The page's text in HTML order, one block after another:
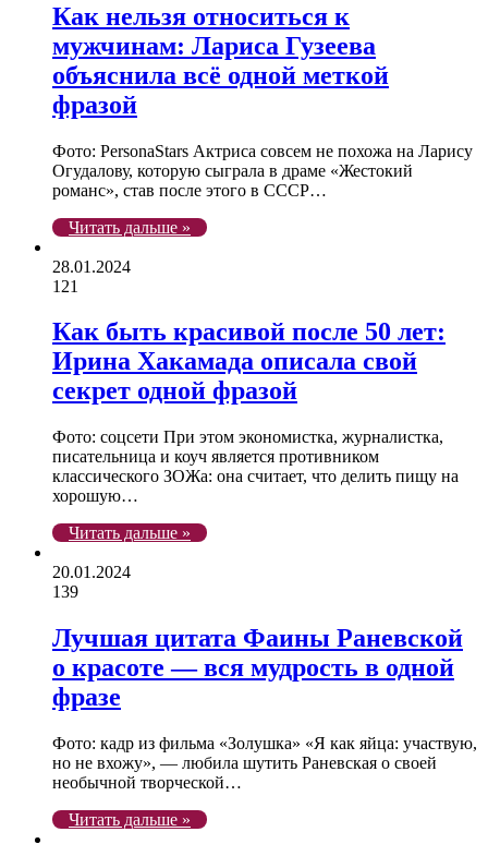
Как нельзя относиться к
мужчинам: Лариса Гузеева
объяснила всё одной меткой
фразой
Фото: PersonaStars Актриса совсем не похожа на Ларису
Огудалову, которую сыграла в драме «Жестокий
романс», став после этого в СССР…
Читать дальше »
28.01.2024
121
Как быть красивой после 50 лет:
Ирина Хакамада описала свой
секрет одной фразой
Фото: соцсети При этом экономистка, журналистка,
писательница и коуч является противником
классического ЗОЖа: она считает, что делить пищу на
хорошую…
Читать дальше »
20.01.2024
139
Лучшая цитата Фаины Раневской
о красоте — вся мудрость в одной
фразе
Фото: кадр из фильма «Золушка» «Я как яйца: участвую,
но не вхожу», — любила шутить Раневская о своей
необычной творческой…
Читать дальше »